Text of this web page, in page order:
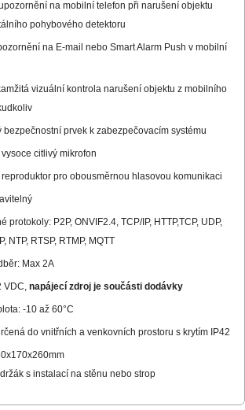
na mobilní telefon při narušení objektu
pohybového detektoru
na E-mail nebo Smart Alarm Push v mobilní
vizuální kontrola narušení objektu z mobilního
bezpečnostní prvek k zabezpečovacím systému
citlivý mikrofon
pro obousměrnou hlasovou komunikaci
protokoly: P2P, ONVIF2.4, TCP/IP, HTTP,TCP, UDP,
NTP, RTSP, RTMP, MQTT
Max 2A
napájecí zdroj je součásti dodávky
-10 až 60°C
do vnitřních a venkovních prostoru s krytím IP42
s instalací na stěnu nebo strop